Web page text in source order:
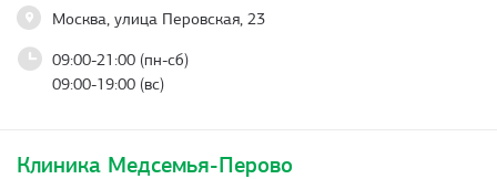
Москва, улица Перовская, 23
09:00-21:00 (пн-сб)
09:00-19:00 (вс)
Клиника Медсемья-Перово